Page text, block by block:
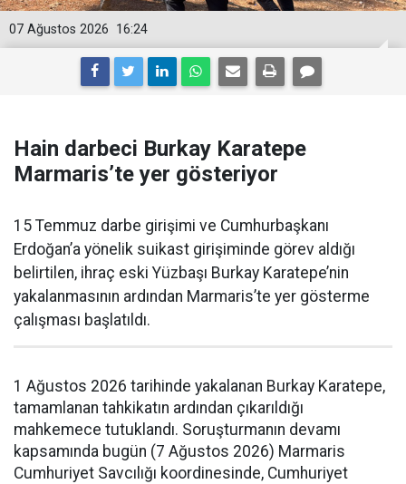
16:24
07 Ağustos 2026
Hain darbeci Burkay Karatepe
Marmaris’te yer gösteriyor
15 Temmuz darbe girişimi ve Cumhurbaşkanı
Erdoğan’a yönelik suikast girişiminde görev aldığı
belirtilen, ihraç eski Yüzbaşı Burkay Karatepe’nin
yakalanmasının ardından Marmaris’te yer gösterme
çalışması başlatıldı.
1 Ağustos 2026 tarihinde yakalanan Burkay Karatepe,
tamamlanan tahkikatın ardından çıkarıldığı
mahkemece tutuklandı. Soruşturmanın devamı
kapsamında bugün (7 Ağustos 2026) Marmaris
Cumhuriyet Savcılığı koordinesinde, Cumhuriyet